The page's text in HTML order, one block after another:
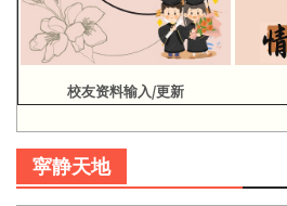
校友资料输入/更新
寜静天地